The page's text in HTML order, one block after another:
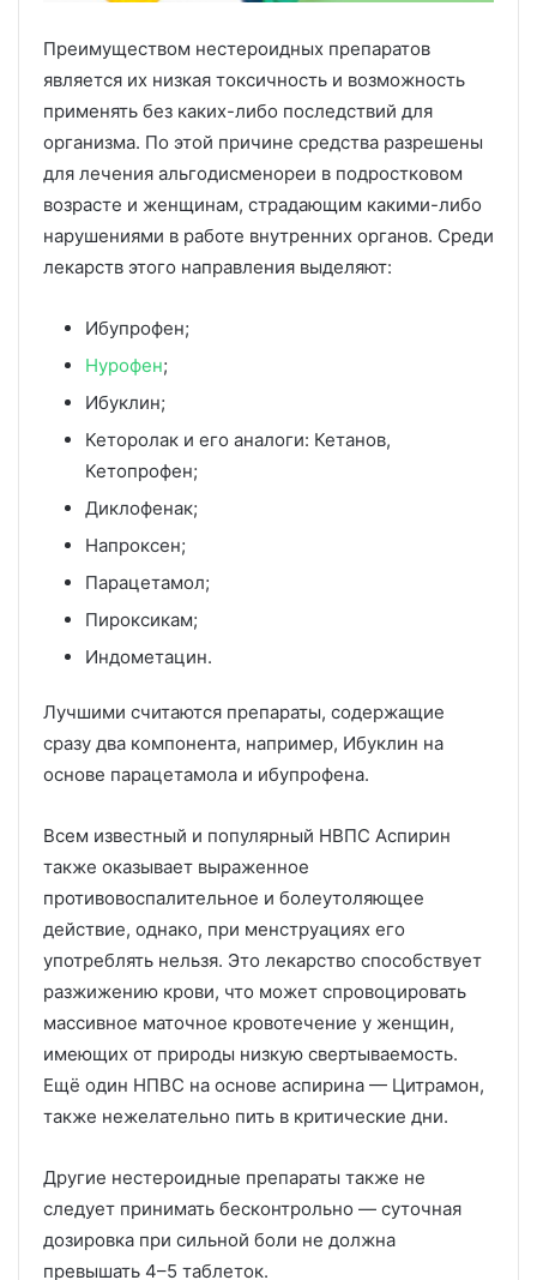
Преимуществом нестероидных препаратов
является их низкая токсичность и возможность
применять без каких-либо последствий для
организма. По этой причине средства разрешены
для лечения альгодисменореи в подростковом
возрасте и женщинам, страдающим какими-либо
нарушениями в работе внутренних органов. Среди
лекарств этого направления выделяют:
Ибупрофен;
Нурофен;
Ибуклин;
Кеторолак и его аналоги: Кетанов,
Кетопрофен;
Диклофенак;
Напроксен;
Парацетамол;
Пироксикам;
Индометацин.
Лучшими считаются препараты, содержащие
сразу два компонента, например, Ибуклин на
основе парацетамола и ибупрофена.
Всем известный и популярный НВПС Аспирин
также оказывает выраженное
противовоспалительное и болеутоляющее
действие, однако, при менструациях его
употреблять нельзя. Это лекарство способствует
разжижению крови, что может спровоцировать
массивное маточное кровотечение у женщин,
имеющих от природы низкую свертываемость.
Ещё один НПВС на основе аспирина — Цитрамон,
также нежелательно пить в критические дни.
Другие нестероидные препараты также не
следует принимать бесконтрольно — суточная
дозировка при сильной боли не должна
превышать 4–5 таблеток.